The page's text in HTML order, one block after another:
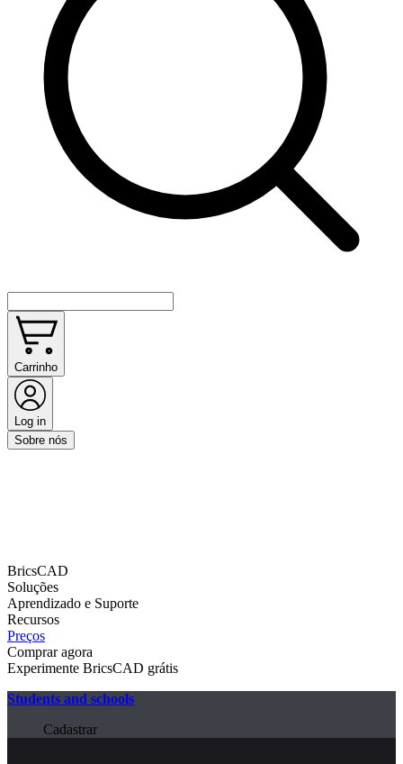
Carrinho
Log in
Sobre nós
BricsCAD
Soluções
Aprendizado e Suporte
Recursos
Preços
Comprar agora
Experimente BricsCAD grátis
Students and schools
Cadastrar